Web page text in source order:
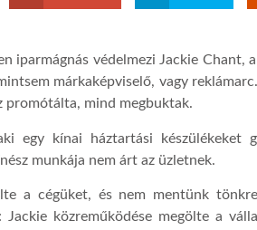
iparmágnás védelmezi Jackie Chant,
márkaképviselő, vagy
promótálta, mind megbuktak.
egy kínai háztartási készülékeket
munkája nem árt az üzletnek.
a cégüket, és nem mentünk
közreműködése megölte a